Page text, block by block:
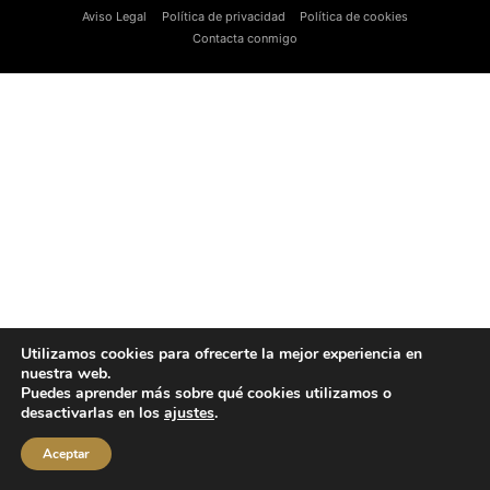
Aviso Legal Política de privacidad
Política de cookies
Contacta conmigo
Utilizamos cookies para ofrecerte la mejor experiencia en
nuestra web.
Puedes aprender más sobre qué cookies utilizamos o
desactivarlas en los ajustes.
Aceptar